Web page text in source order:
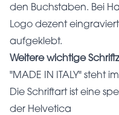
den Buchstaben. Bei
Logo dezent
aufgeklebt.
Weitere wichtige
"MADE IN ITALY" steht
Die Schriftart ist eine
der Helvetica